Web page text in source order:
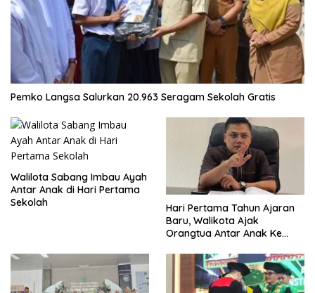
Pemko Langsa Salurkan 20.963 Seragam Sekolah Gratis
Walilota Sabang Imbau Ayah
Antar Anak di Hari Pertama
Sekolah
Hari Pertama Tahun Ajaran
Baru, Walikota Ajak
Orangtua Antar Anak Ke